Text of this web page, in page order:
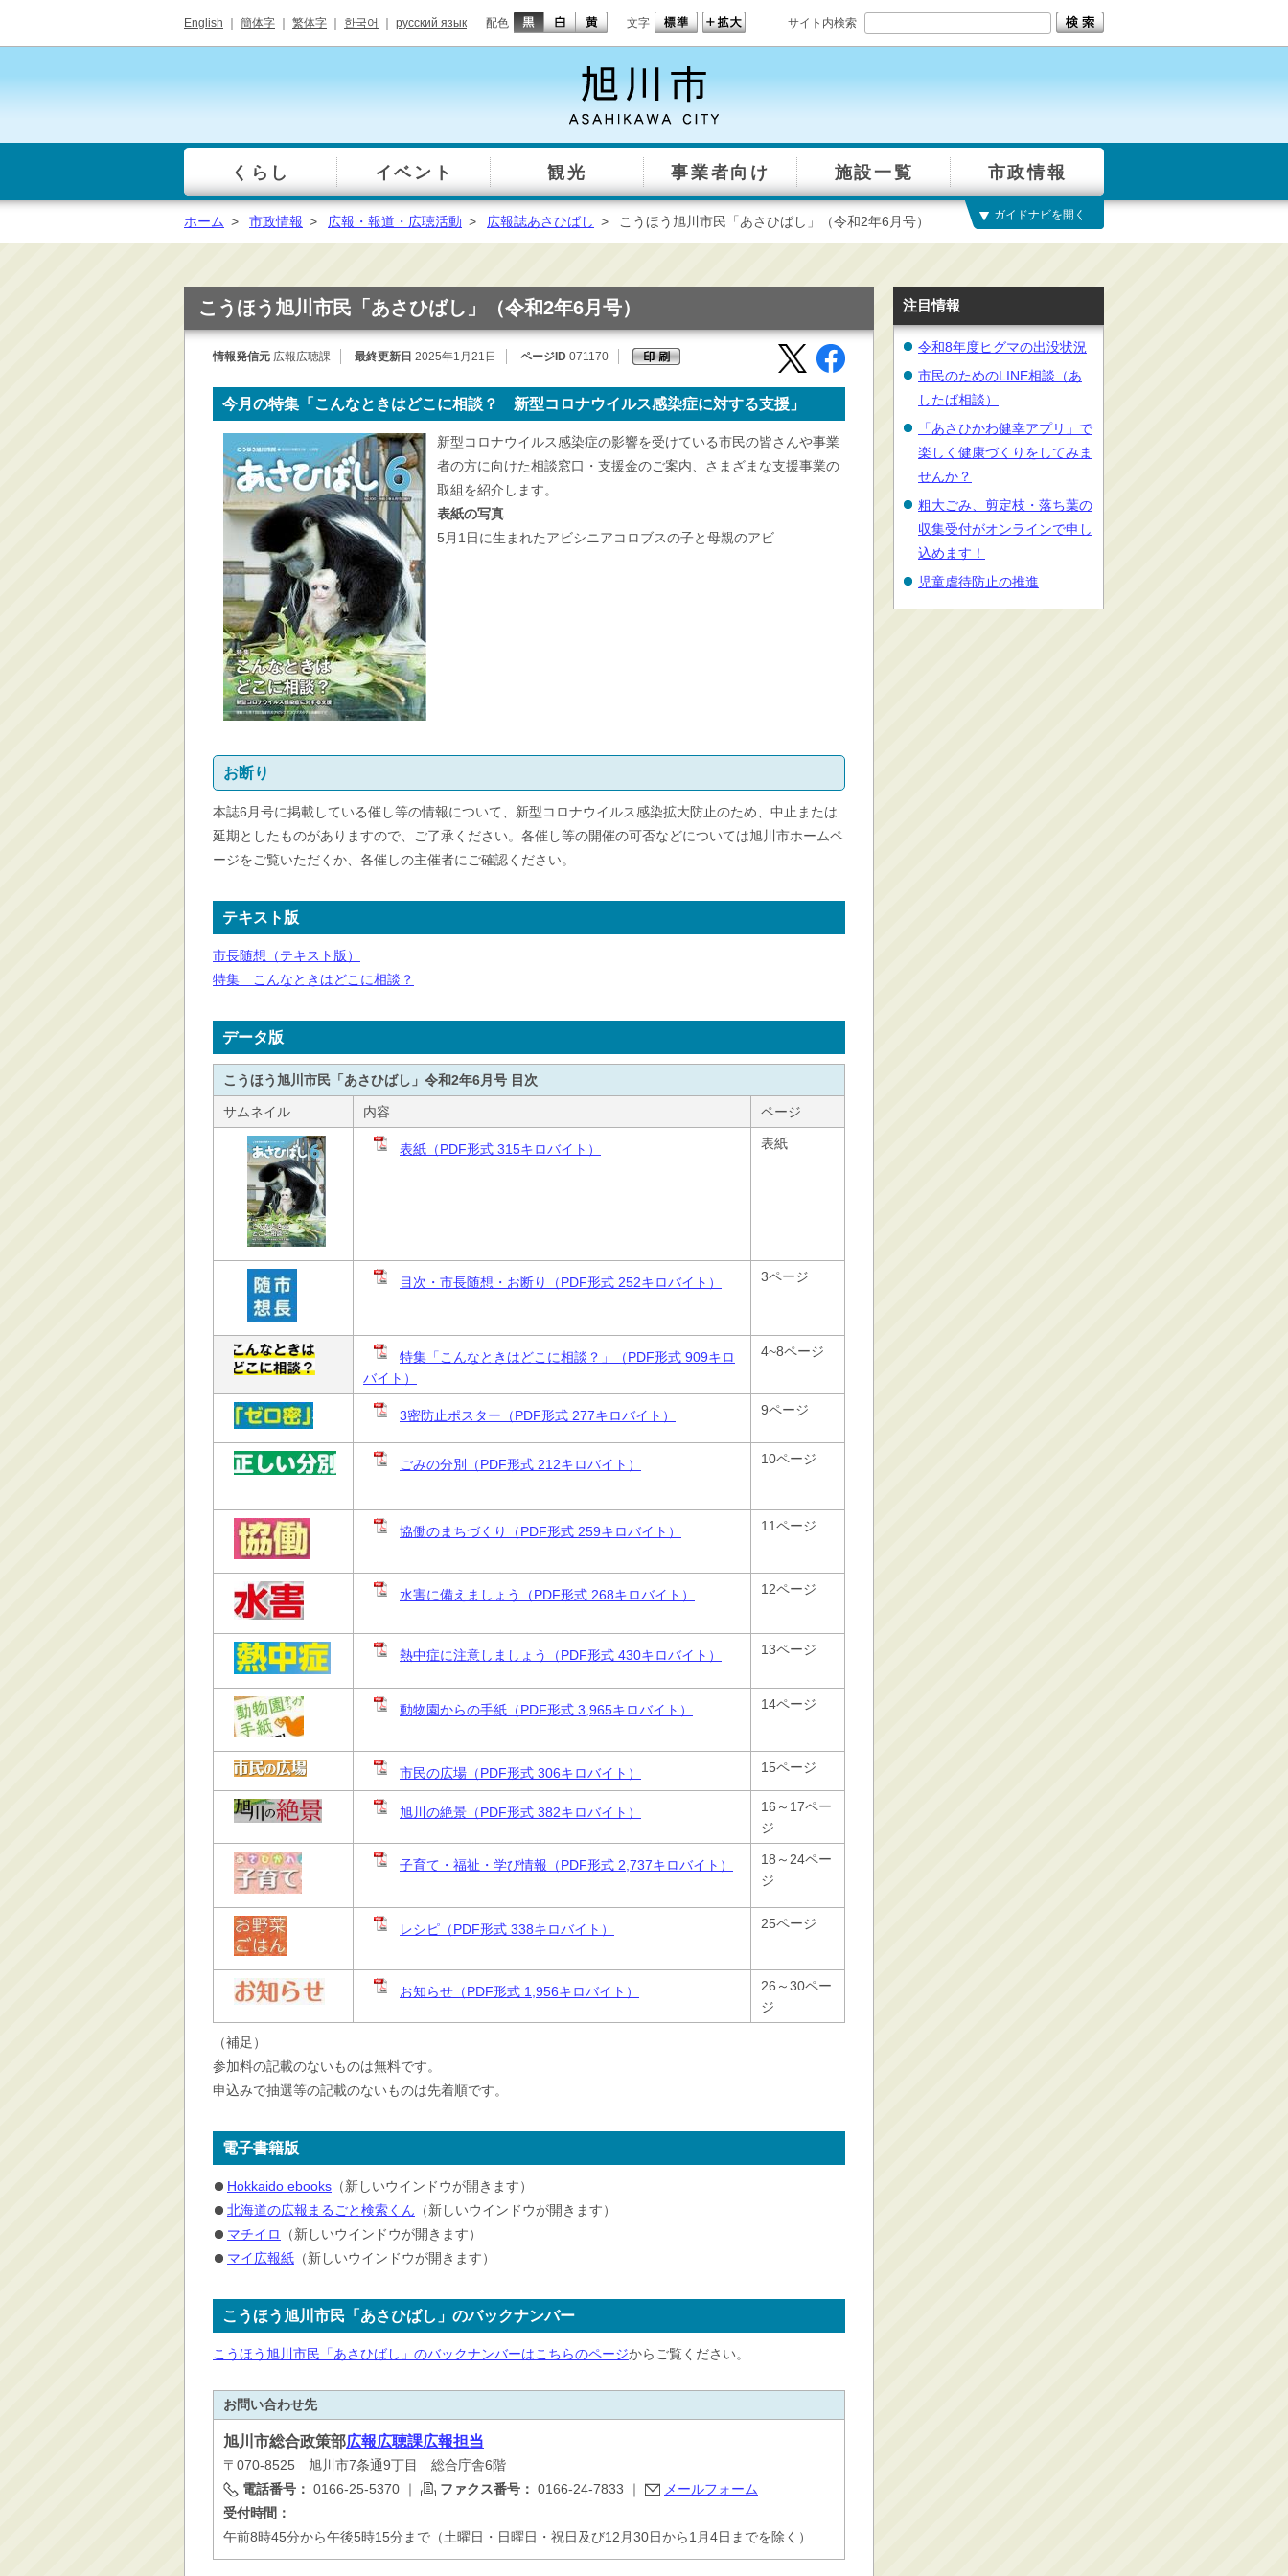
English 簡体字 繁体字 한국어 русский язык 配色 文字 サイト内検索
一覧
くらし イベント 観光 事業者向け 施設一覧 市政情報
総合窓口
手続き・届出（戸籍・
健康・福祉・衛生・ペ
ごみ・リサイクル・環
境保全
消防・救急
防災・安全
学ぶ・文化・スポーツ
産業・しごと・消費生
移住情報
住宅・土地・都市計画
市民活動・参加・地域
まちづくり
水道・除雪・土木
市議会・選挙
その他
ガイドナビを開く
ホーム > 市政情報 > 広報・報道・広聴活動 > 広報誌あさひばし > こうほう旭川市民「あさひばし」（令和2年6月号）
こうほう旭川市民「あさひばし」（令和2年6月号）
情報発信元 広報広聴課 最終更新日 2025年1月21日 ページID 071170
今月の特集「こんなときはどこに相談？ 新型コロナウイルス感染症に対する支援」
新型コロナウイルス感染症の影響を受けている市民の皆さんや事業
者の方に向けた相談窓口・支援金のご案内、さまざまな支援事業の
取組を紹介します。
表紙の写真
5月1日に生まれたアビシニアコロブスの子と母親のアビ
お断り
本誌6月号に掲載している催し等の情報について、新型コロナウイルス感染拡大防止のため、中止または
延期としたものがありますので、ご了承ください。各催し等の開催の可否などについては旭川市ホームペ
ージをご覧いただくか、各催しの主催者にご確認ください。
テキスト版
市長随想（テキスト版）
特集 こんなときはどこに相談？
データ版
こうほう旭川市民「あさひばし」令和2年6月号 目次
サムネイル 内容 ページ
表紙（PDF形式 315キロバイト） 表紙
目次・市長随想・お断り（PDF形式 252キロバイト） 3ページ
特集「こんなときはどこに相談？」（PDF形式 909キロ
バイト）
4~8ページ
3密防止ポスター（PDF形式 277キロバイト） 9ページ
ごみの分別（PDF形式 212キロバイト） 10ページ
協働のまちづくり（PDF形式 259キロバイト） 11ページ
水害に備えましょう（PDF形式 268キロバイト） 12ページ
熱中症に注意しましょう（PDF形式 430キロバイト） 13ページ
動物園からの手紙（PDF形式 3,965キロバイト） 14ページ
市民の広場（PDF形式 306キロバイト） 15ページ
旭川の絶景（PDF形式 382キロバイト）
16～17ペー
ジ
子育て・福祉・学び情報（PDF形式 2,737キロバイト）
18～24ペー
ジ
レシピ（PDF形式 338キロバイト） 25ページ
お知らせ（PDF形式 1,956キロバイト）
26～30ペー
ジ
（補足）
参加料の記載のないものは無料です。
申込みで抽選等の記載のないものは先着順です。
電子書籍版
Hokkaido ebooks （新しいウインドウが開きます）
北海道の広報まるごと検索くん （新しいウインドウが開きます）
マチイロ
（新しいウインドウが開きます）
マイ広報紙 （新しいウインドウが開きます）
こうほう旭川市民「あさひばし」のバックナンバー
こうほう旭川市民「あさひばし」のバックナンバーはこちらのページからご覧ください。
お問い合わせ先
旭川市総合政策部広報広聴課広報担当
〒070-8525 旭川市7条通9丁目 総合庁舎6階
電話番号： 0166-25-5370 ｜ ファクス番号： 0166-24-7833 ｜
メールフォーム
受付時間：
午前8時45分から午後5時15分まで（土曜日・日曜日・祝日及び12月30日から1月4日までを除く）
注目情報
令和8年度ヒグマの出没状況
市民のためのLINE相談（あ
したば相談）
「あさひかわ健幸アプリ」で
楽しく健康づくりをしてみま
せんか？
粗大ごみ、剪定枝・落ち葉の
収集受付がオンラインで申し
込めます！
児童虐待防止の推進